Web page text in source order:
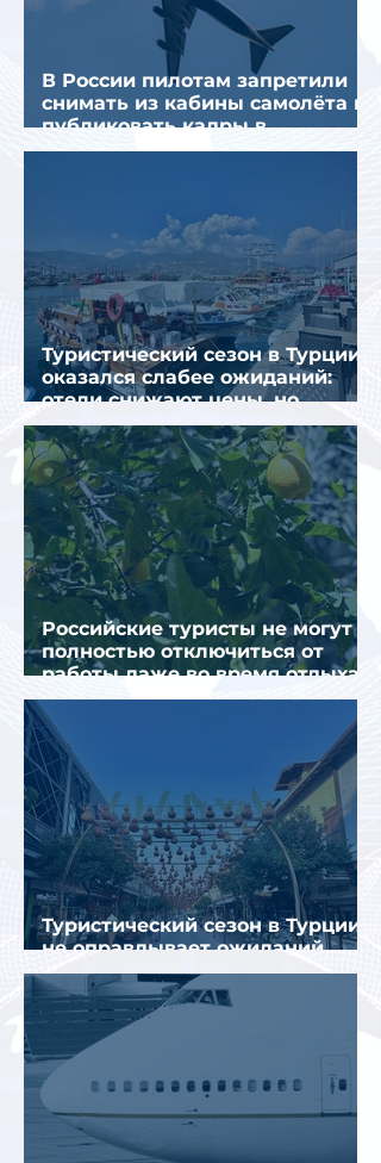
В России пилотам запретили
снимать из кабины самолёта и
публиковать кадры в
интернете
Туристический сезон в Турции
оказался слабее ожиданий:
отели снижают цены, но
загрузка остается низкой
Российские туристы не могут
полностью отключиться от
работы даже во время отдыха
в Турции
Туристический сезон в Турции
не оправдывает ожиданий
отрасли